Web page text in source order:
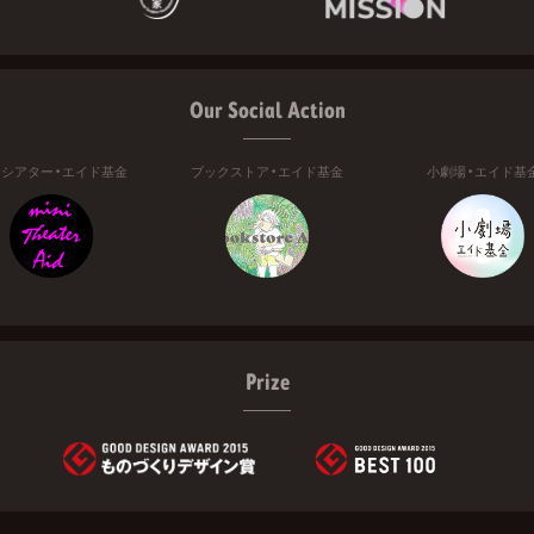
Our Social Action
アター・エイド基金 ブックストア・エイド基金 小劇場・エイド基
Prize